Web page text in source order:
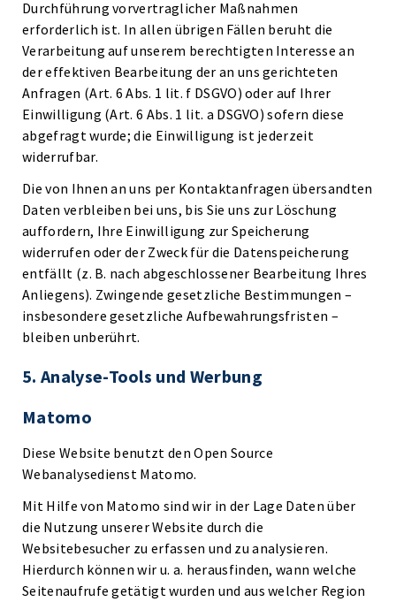
Durchführung vorvertraglicher Maßnahmen
erforderlich ist. In allen übrigen Fällen beruht die
Verarbeitung auf unserem berechtigten Interesse an
der effektiven Bearbeitung der an uns gerichteten
Anfragen (Art. 6 Abs. 1 lit. f DSGVO) oder auf Ihrer
Einwilligung (Art. 6 Abs. 1 lit. a DSGVO) sofern diese
abgefragt wurde; die Einwilligung ist jederzeit
widerrufbar.
Die von Ihnen an uns per Kontaktanfragen übersandten
Daten verbleiben bei uns, bis Sie uns zur Löschung
auffordern, Ihre Einwilligung zur Speicherung
widerrufen oder der Zweck für die Datenspeicherung
entfällt (z. B. nach abgeschlossener Bearbeitung Ihres
Anliegens). Zwingende gesetzliche Bestimmungen –
insbesondere gesetzliche Aufbewahrungsfristen –
bleiben unberührt.
5. Analyse-Tools und Werbung
Matomo
Diese Website benutzt den Open Source
Webanalysedienst Matomo.
Mit Hilfe von Matomo sind wir in der Lage Daten über
die Nutzung unserer Website durch die
Websitebesucher zu erfassen und zu analysieren.
Hierdurch können wir u. a. herausfinden, wann welche
Seitenaufrufe getätigt wurden und aus welcher Region